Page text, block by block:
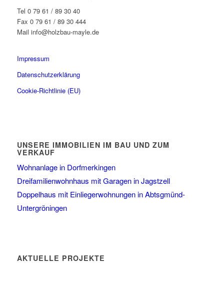
Tel 0 79 61 / 89 30 40
Fax 0 79 61 / 89 30 444
Mail info@holzbau-mayle.de
Impressum
Datenschutzerklärung
Cookie-Richtlinie (EU)
UNSERE IMMOBILIEN IM BAU UND ZUM
VERKAUF
Wohnanlage in Dorfmerkingen
Dreifamilienwohnhaus mit Garagen in Jagstzell
Doppelhaus mit Einliegerwohnungen in Abtsgmünd-
Untergröningen
AKTUELLE PROJEKTE